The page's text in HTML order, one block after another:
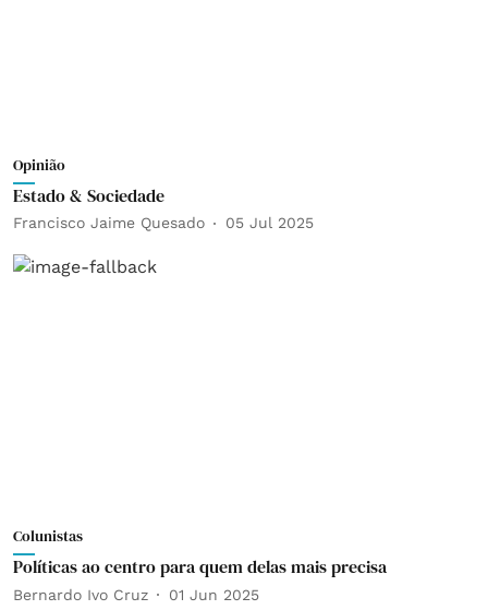
Opinião
Estado & Sociedade
Francisco Jaime Quesado 05 Jul 2025
Colunistas
Políticas ao centro para quem delas mais precisa
Bernardo Ivo Cruz 01 Jun 2025